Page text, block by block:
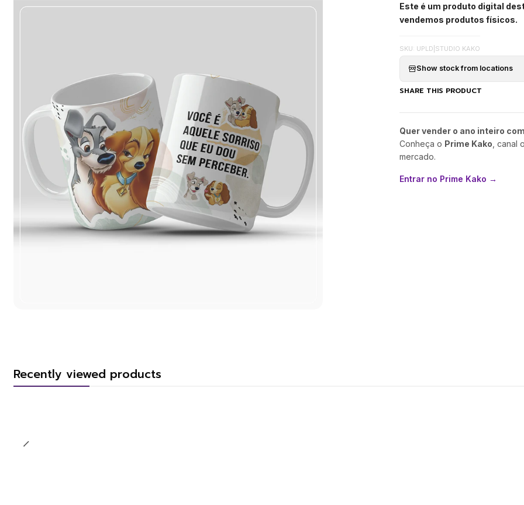
Este é um produto digital
vendemos produtos físicos.
SKU: UPLD STUDIO KAKO
Show stock from locations
SHARE THIS PRODUCT
Quer vender o ano inteiro
Conheça o Prime Kako ,
mercado.
Entrar no Prime Kako →
Recently viewed products